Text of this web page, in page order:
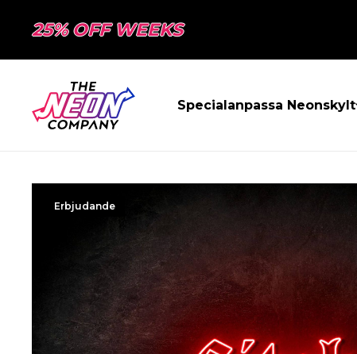
25% OFF WEEKS
Specialanpassa Neonskylt
Erbjudande